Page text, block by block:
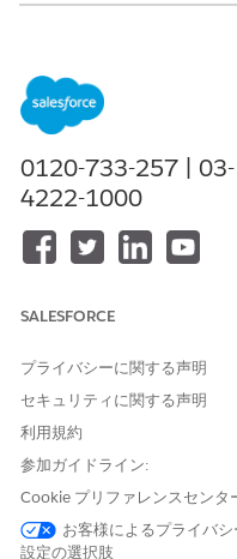
Health Cloud アドオンラ
Edition、Performance
サブエージェントの詳細
API 参照名
含まれるエージェントアクシ
このサブエージェントを
"最後の血液検査の報告書
「膝の手術は医療保険の
0120-733-257 | 03-
4222-1000
SALESFORCE
プライバシーに関する声明
セキュリティに関する声明
利用規約
参加ガイドライン:
Cookie プリファレンスセンタ
お客様によるプライバシ
設定の選択肢